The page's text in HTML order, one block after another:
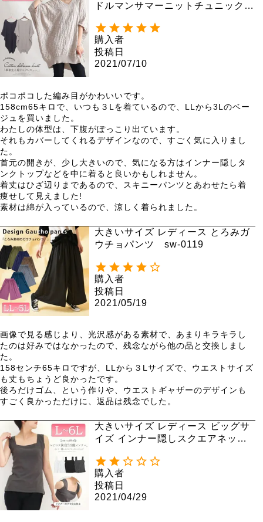
ドルマンサマーニットチュニック
購入者
投稿日
2021/07/10
ポコポコした編み目がかわいいです。
158cm65キロで、いつも３Lを着ているので、LLから3Lのベー
ジュを買いました。
わたしの体型は、下腹がぽっこり出ています。
それもカバーしてくれるデザインなので、すごく気に入りまし
た。
首元の開きが、少し大きいので、気になる方はインナー隠しタ
ンクトップなどを中に着ると良いかもしれません。
着丈はひざ辺りまであるので、スキニーパンツとあわせたら着
痩せして見えました!
素材は綿が入っているので、涼しく着られました。
大きいサイズ レディース とろみガ
ウチョパンツ sw-0119
購入者
投稿日
2021/05/19
画像で見る感じより、光沢感がある素材で、あまりキラキラし
たのは好みではなかったので、残念ながら他の品と交換しまし
た。
158センチ65キロですが、LLから３Lサイズで、ウエストサイズ
も丈もちょうど良かったです。
後ろだけゴム、という作りや、ウエストギャザーのデザインも
すごく良かっただけに、返品は残念でした。
大きいサイズ レディース ビッグサ
イズ インナー隠しスクエアネック
便可】
購入者
投稿日
2021/04/29